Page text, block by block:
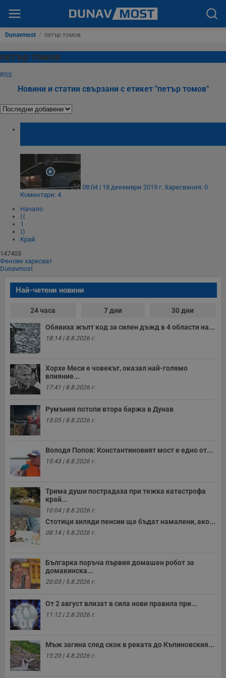
Dunavmost / петър томов
петър томов
RSS
Новини и статии свързани с етикет "петър томов"
08:04 | 18 декември 2019 г. Харесвания: 0
Коментари: 4
Начало
⟨⟨
1
⟩⟩
Край
147403
Фенове харесват
Dunavmost
Най-четени новини
24 часа 7 дни 30 дни
Обявиха жълт код за силен дъжд в 4 области на...
18:14 | 8.8.2026 г.
Хорхе Меси е човекът, оказал най-голямо
влияние...
17:41 | 8.8.2026 г.
Румъния потопи втора баржа в Дунав
13:05 | 8.8.2026 г.
Володя Попов: Константиновият мост е едно от...
15:43 | 8.8.2026 г.
Трима души пострадаха при тежка катастрофа
край...
10:04 | 8.8.2026 г.
Стотици хиляди пенсии ще бъдат намалени, ако...
08:14 | 5.8.2026 г.
Българка поръча първия домашен робот за
домакинска...
20:03 | 5.8.2026 г.
От 2 август влизат в сила нови правила при...
11:12 | 2.8.2026 г.
Мъж загина след скок в реката до Къпиновския...
15:20 | 4.8.2026 г.